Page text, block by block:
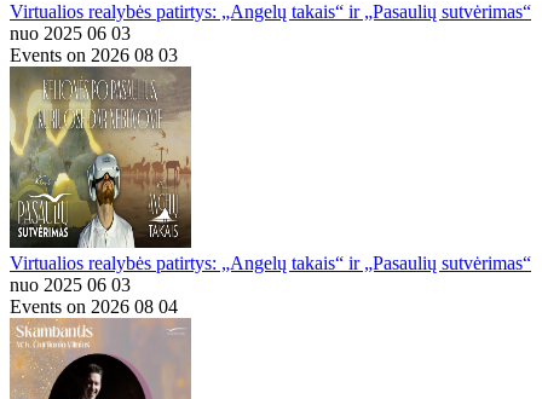
Virtualios realybės patirtys: „Angelų takais“ ir „Pasaulių sutvėrimas“
nuo 2025 06 03
Events on 2026 08 03
Virtualios realybės patirtys: „Angelų takais“ ir „Pasaulių sutvėrimas“
nuo 2025 06 03
Events on 2026 08 04